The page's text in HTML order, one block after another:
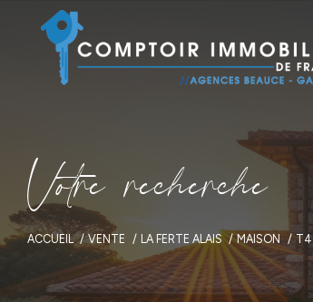
Votre recherche
ACCUEIL VENTE LA FERTE ALAIS MAISON T4